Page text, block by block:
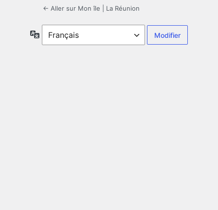
← Aller sur Mon île | La Réunion
Langue